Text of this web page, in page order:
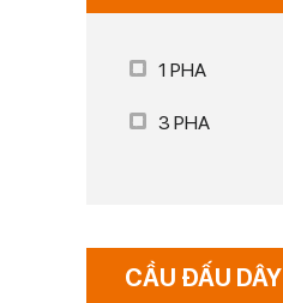
1 PHA
3 PHA
CẦU ĐẤU DÂY